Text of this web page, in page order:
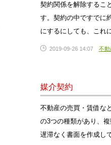
契約関係を解除するこ
す。契約の中ですでに
にするにしても、これ
2019-09-26 14:07 不動
媒介契約
不動産の売買・賃借な
の3つの種類があり、
遅滞なく書面を作成し